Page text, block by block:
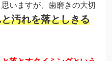
いますが、歯磨きの大切
汚れを落としきる